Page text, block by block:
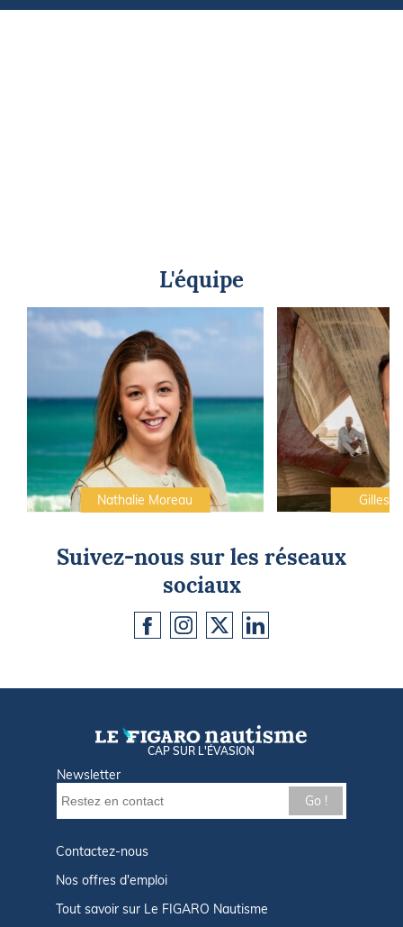
L'équipe
Nathalie Moreau Gilles
Suivez-nous sur les réseaux
sociaux
CAP SUR L'ÉVASION
Newsletter
Go !
Contactez-nous
Nos offres d'emploi
Tout savoir sur Le FIGARO Nautisme